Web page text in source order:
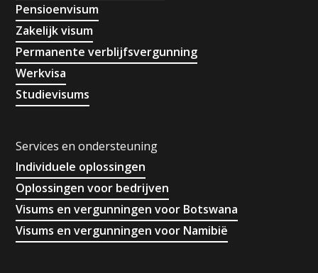
Pensioenvisum
Zakelijk visum
Permanente verblijfsvergunning
Werkvisa
Studievisums
Services en ondersteuning
Individuele oplossingen
Oplossingen voor bedrijven
Visums en vergunningen voor Botswana
Visums en vergunningen voor Namibië